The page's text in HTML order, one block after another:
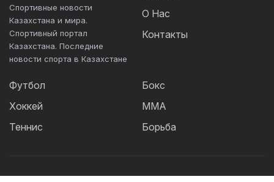
Спортивные новости
Казахстана и мира.
Спортивный портал
Казахстана. Последние
новости спорта в Казахстане
О Нас
Контакты
Футбол
Хоккей
Теннис
Бокс
ММА
Борьба